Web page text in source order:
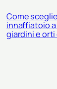
Come
innaffiatoio
giardini e